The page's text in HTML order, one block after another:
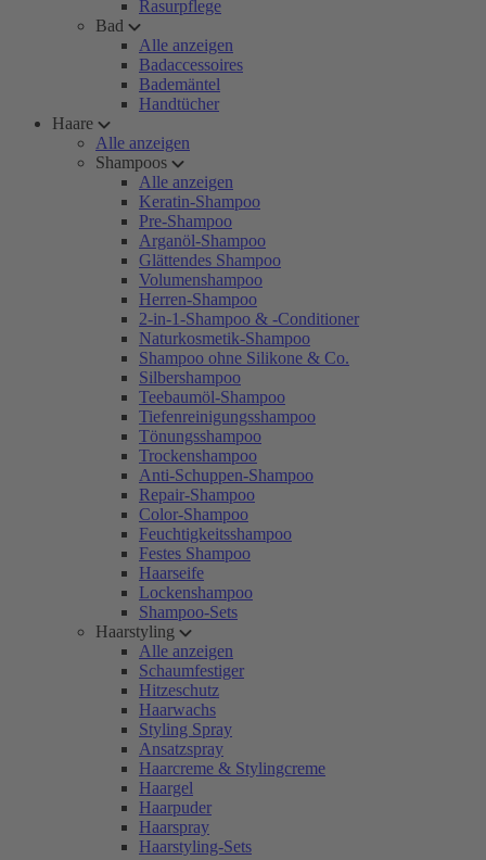
Rasurpflege
Bad
Alle anzeigen
Badaccessoires
Bademäntel
Handtücher
Haare
Alle anzeigen
Shampoos
Alle anzeigen
Keratin-Shampoo
Pre-Shampoo
Arganöl-Shampoo
Glättendes Shampoo
Volumenshampoo
Herren-Shampoo
2-in-1-Shampoo & -Conditioner
Naturkosmetik-Shampoo
Shampoo ohne Silikone & Co.
Silbershampoo
Teebaumöl-Shampoo
Tiefenreinigungsshampoo
Tönungsshampoo
Trockenshampoo
Anti-Schuppen-Shampoo
Repair-Shampoo
Color-Shampoo
Feuchtigkeitsshampoo
Festes Shampoo
Haarseife
Lockenshampoo
Shampoo-Sets
Haarstyling
Alle anzeigen
Schaumfestiger
Hitzeschutz
Haarwachs
Styling Spray
Ansatzspray
Haarcreme & Stylingcreme
Haargel
Haarpuder
Haarspray
Haarstyling-Sets